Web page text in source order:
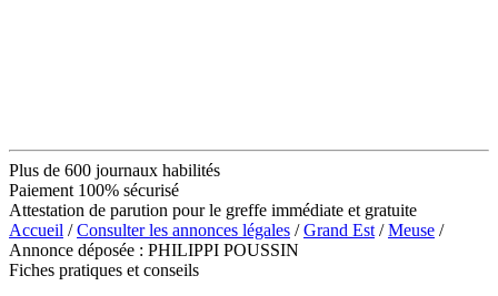
Plus de 600 journaux habilités
Paiement 100% sécurisé
Attestation de parution pour le greffe immédiate et gratuite
Accueil /Consulter les annonces légales /Grand Est /Meuse /
Annonce déposée : PHILIPPI POUSSIN
Fiches pratiques et conseils